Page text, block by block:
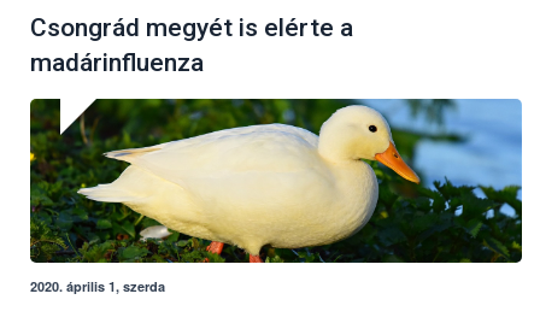
Csongrád megyét is elérte a
madárinfluenza
2020. április 1, szerda